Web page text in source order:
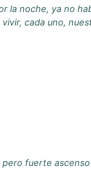
la noche, ya no
cada uno,
fuerte